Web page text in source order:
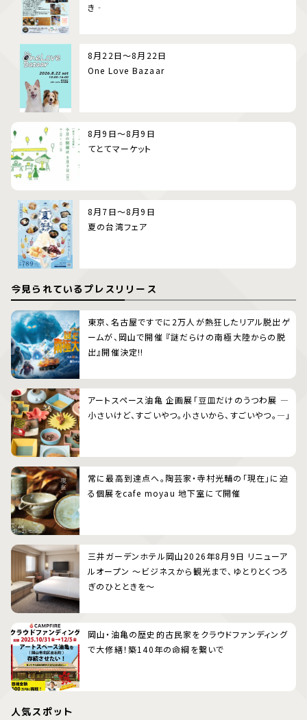
き‐
8月22日～8月22日
One Love Bazaar
8月9日～8月9日
てとてマーケット
8月7日～8月9日
夏の台湾フェア
今見られているプレスリリース
東京、名古屋ですでに2万人が熱狂したリアル脱出ゲ
ームが、岡山で開催 『謎だらけの南極大陸からの脱
出』開催決定!!
アートスペース油亀 企画展「豆皿だけのうつわ展 ―
小さいけど、すごいやつ。小さいから、すごいやつ。―」
常に最高到達点へ。陶芸家・寺村光輔の「現在」に迫
る個展をcafe moyau 地下室にて開催
三井ガーデンホテル岡山2026年8月9日 リニューア
ルオープン 〜ビジネスから観光まで、ゆとりとくつろ
ぎのひとときを〜
岡山・油亀の歴史的古民家をクラウドファンディング
で大修繕！築140年の命綱を繋いで
人気スポット